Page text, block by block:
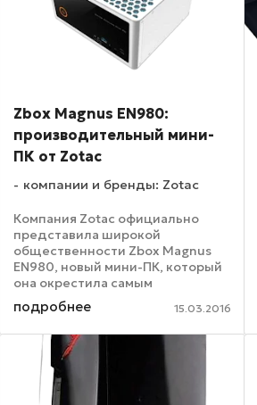
Zbox Magnus EN980:
производительный мини-
ПК от Zotac
компании и бренды: Zotac
Компания Zotac официально
представила широкой
общественности Zbox Magnus
EN980, новый мини-ПК, который
она окрестила самым
производительным в его
сегменте. Интересно, что
устройство официально
позиционируется именно как
игровой девайс. Основная ...
подробнее 15.03.2016